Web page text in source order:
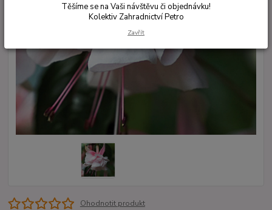
Ohodnotit produkt
Těšíme se na Vaši návštěvu či objednávku!
Kolektiv Zahradnictví Petro
Zavřít